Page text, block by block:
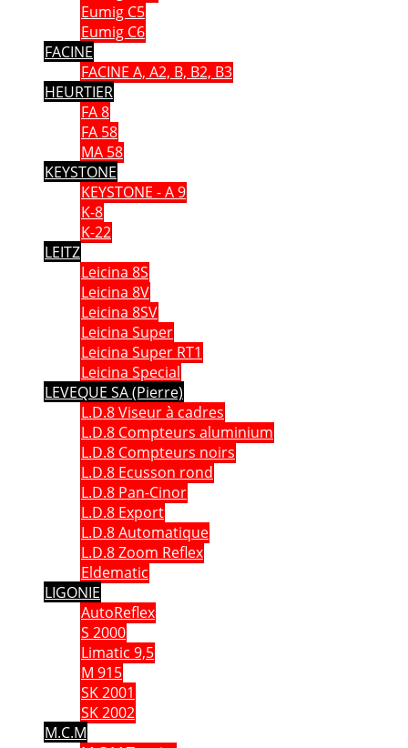
Eumig C5
Eumig C6
FACINE
FACINE A, A2, B, B2, B3
HEURTIER
FA 8
FA 58
MA 58
KEYSTONE
KEYSTONE - A 9
K-8
K-22
LEITZ
Leicina 8S
Leicina 8V
Leicina 8SV
Leicina Super
Leicina Super RT1
Leicina Special
LEVEQUE SA (Pierre)
L.D.8 Viseur à cadres
L.D.8 Compteurs aluminium
L.D.8 Compteurs noirs
L.D.8 Ecusson rond
L.D.8 Pan-Cinor
L.D.8 Export
L.D.8 Automatique
L.D.8 Zoom Reflex
Eldematic
LIGONIE
AutoReflex
S 2000
Limatic 9,5
M 915
SK 2001
SK 2002
M.C.M